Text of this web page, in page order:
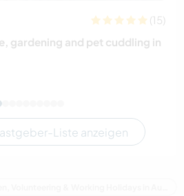
(15)
gardening and pet cuddling in
Liste anzeigen